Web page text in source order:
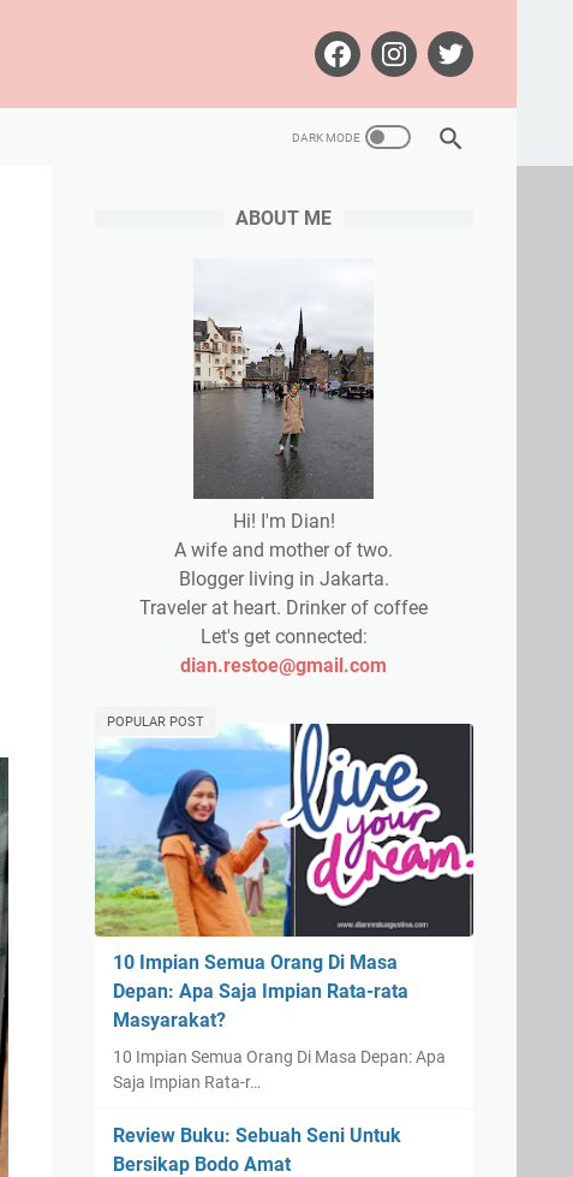
ABOUT ME
Hi! I'm Dian!
A wife and mother of two.
Blogger living in Jakarta.
Traveler at heart. Drinker of coffee
Let's get connected:
dian.restoe@gmail.com
POPULAR POST
10 Impian Semua Orang Di Masa
Depan: Apa Saja Impian Rata-rata
Masyarakat?
10 Impian Semua Orang Di Masa Depan: Apa
Saja Impian Rata-r…
Review Buku: Sebuah Seni Untuk
Bersikap Bodo Amat